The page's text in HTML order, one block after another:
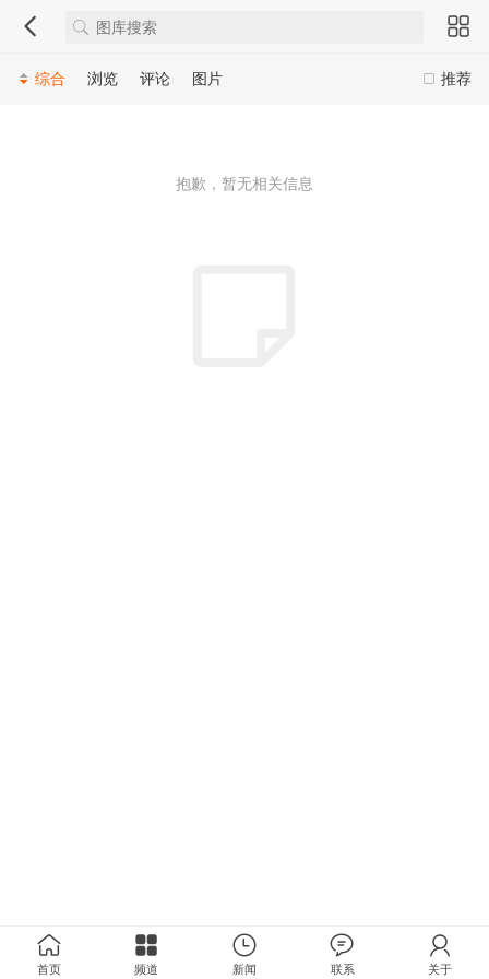
推荐
综合 浏览 评论 图片
抱歉，暂无相关信息
首页 频道 新闻 联系 关于